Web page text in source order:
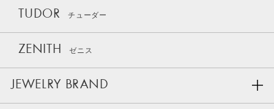
TUDOR チューダー
ZENITH ゼニス
JEWELRY BRAND